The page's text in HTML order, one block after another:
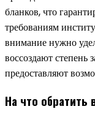
бланков, что
требованиям
внимание нужно
воссоздают степень
предоставляют
На что обратить